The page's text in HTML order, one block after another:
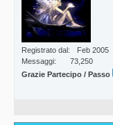
Registrato dal
Feb 2005
Messaggi
73,250
Grazie Partecipo / Passo